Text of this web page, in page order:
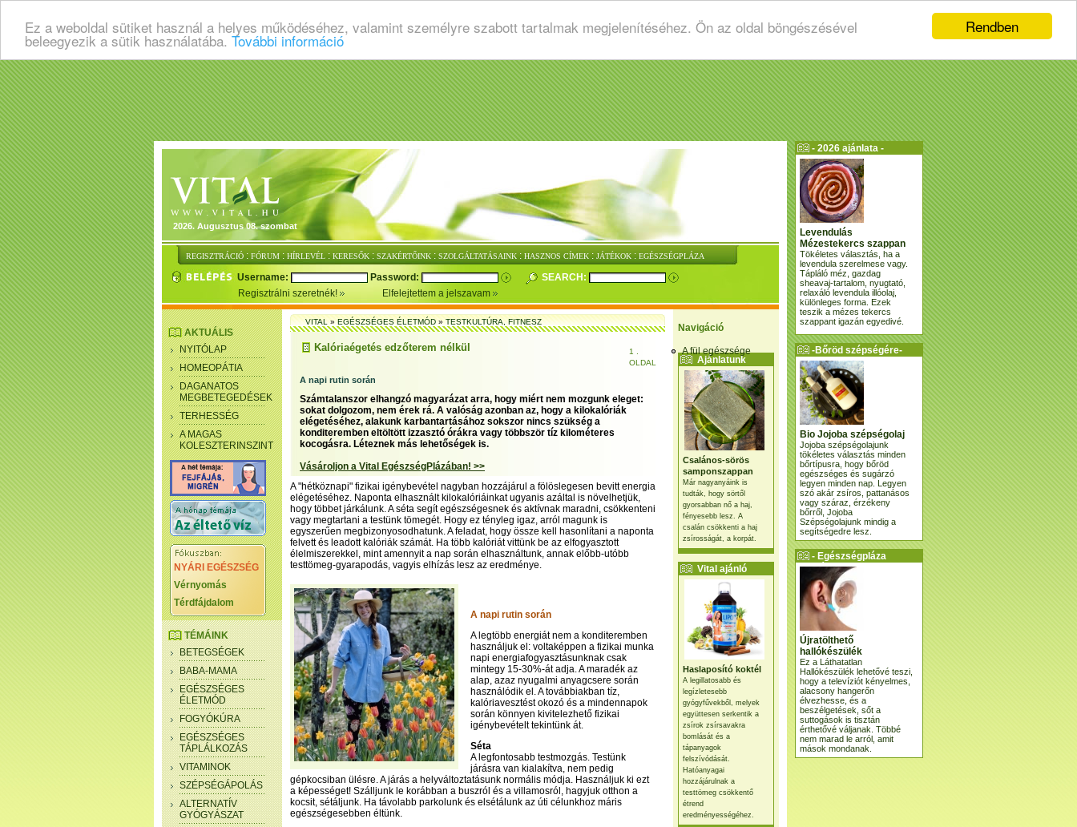
Rendben
Ez a weboldal sütiket használ a helyes működéséhez, valamint személyre szabott tartalmak megjelenítéséhez. Ön az oldal böngészésével
beleegyezik a sütik használatába. További információ
2026. Augusztus 08. szombat
REGISZTRÁCIÓ : FÓRUM : HÍRLEVÉL : KERESŐK : SZAKÉRTŐINK : SZOLGÁLTATÁSAINK : HASZNOS CÍMEK : JÁTÉKOK : EGÉSZSÉGPLÁZA
Username: Password:
SEARCH:
Regisztrálni szeretnék!
Elfelejtettem a jelszavam
Navigáció
A fül egészsége
Ajánlatunk
Csalános-sörös
samponszappan
Már nagyanyáink is
tudták, hogy sörtől
gyorsabban nő a haj,
fényesebb lesz. A
csalán csökkenti a haj
zsírosságát, a korpát.
Vital ajánló
Haslaposító koktél
A legillatosabb és
legízletesebb
gyógyfűvekből, melyek
együttesen serkentik a
zsírok zsírsavakra
bomlását és a
tápanyagok
felszívódását.
Hatóanyagai
hozzájárulnak a
testtömeg csökkentő
étrend
eredményességéhez.
AKTUÁLIS
NYITÓLAP
HOMEOPÁTIA
DAGANATOS
MEGBETEGEDÉSEK
TERHESSÉG
A MAGAS
KOLESZTERINSZINT
NYÁRI EGÉSZSÉG
Vérnyomás
Térdfájdalom
TÉMÁINK
BETEGSÉGEK
BABA-MAMA
EGÉSZSÉGES
ÉLETMÓD
FOGYÓKÚRA
EGÉSZSÉGES
TÁPLÁLKOZÁS
VITAMINOK
SZÉPSÉGÁPOLÁS
ALTERNATÍV
GYÓGYÁSZAT
VITAL»EGÉSZSÉGES ÉLETMÓD»TESTKULTÚRA, FITNESZ
Kalóriaégetés edzőterem nélkül
1 .
OLDAL
A napi rutin során
Számtalanszor elhangzó magyarázat arra, hogy miért nem mozgunk eleget:
sokat dolgozom, nem érek rá. A valóság azonban az, hogy a kilokalóriák
elégetéséhez, alakunk karbantartásához sokszor nincs szükség a
konditeremben eltöltött izzasztó órákra vagy többször tíz kilométeres
kocogásra. Léteznek más lehetőségek is.
Vásároljon a Vital EgészségPlázában! >>
A "hétköznapi" fizikai igénybevétel nagyban hozzájárul a fölöslegesen bevitt energia
elégetéséhez. Naponta elhasznált kilokalóriáinkat ugyanis azáltal is növelhetjük,
hogy többet járkálunk. A séta segít egészségesnek és aktívnak maradni, csökkenteni
vagy megtartani a testünk tömegét. Hogy ez tényleg igaz, arról magunk is
egyszerűen megbizonyosodhatunk. A feladat, hogy össze kell hasonlítani a naponta
felvett és leadott kalóriák számát. Ha több kalóriát vittünk be az elfogyasztott
élelmiszerekkel, mint amennyit a nap során elhasználtunk, annak előbb-utóbb
testtömeg-gyarapodás, vagyis elhízás lesz az eredménye.
A napi rutin során
A legtöbb energiát nem a konditeremben
használjuk el: voltaképpen a fizikai munka
napi energiafogyasztásunknak csak
mintegy 15-30%-át adja. A maradék az
alap, azaz nyugalmi anyagcsere során
használódik el. A továbbiakban tíz,
kalóriavesztést okozó és a mindennapok
során könnyen kivitelezhető fizikai
igénybevételt tekintünk át.
Séta
A legfontosabb testmozgás. Testünk
járásra van kialakítva, nem pedig
gépkocsiban ülésre. A járás a helyváltoztatásunk normális módja. Használjuk ki ezt
a képességet! Szálljunk le korábban a buszról és a villamosról, hagyjuk otthon a
kocsit, sétáljunk. Ha távolabb parkolunk és elsétálunk az úti célunkhoz máris
egészségesebben éltünk.
- 2026 ajánlata -
Levendulás
Mézestekercs szappan
Tökéletes választás, ha a
levendula szerelmese vagy.
Tápláló méz, gazdag
sheavaj-tartalom, nyugtató,
relaxáló levendula illóolaj,
különleges forma. Ezek
teszik a mézes tekercs
szappant igazán egyedivé.
-Bőröd szépségére-
Bio Jojoba szépségolaj
Jojoba szépségolajunk
tökéletes választás minden
bőrtípusra, hogy bőröd
egészséges és sugárzó
legyen minden nap. Legyen
szó akár zsíros, pattanásos
vagy száraz, érzékeny
bőrről, Jojoba
Szépségolajunk mindig a
segítségedre lesz.
- Egészségpláza
ajánlatunk -
Újratölthető
hallókészülék
Ez a Láthatatlan
Hallókészülék lehetővé teszi,
hogy a televíziót kényelmes,
alacsony hangerőn
élvezhesse, és a
beszélgetések, sőt a
suttogások is tisztán
érthetővé váljanak. Többé
nem marad le arról, amit
mások mondanak.